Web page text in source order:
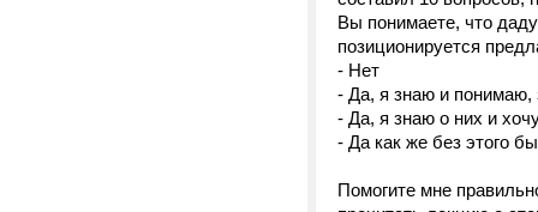
Вы понимаете, что
позиционируется
- Нет
- Да, я знаю и понимаю,
- Да, я знаю о них и
- Да как же без этого
Помогите мне